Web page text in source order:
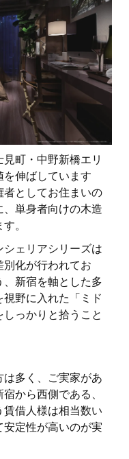
町・中野新橋エリ
伸ばしています
としてお住まいの
単身者向けの木造
。
ェリアシリーズは
化が行われてお
、新宿を軸とした多
野に入れた「ミド
っかりと拾うこと
多く、ご実家があ
から西側である、
借人様は相当数い
定性が高いのが実